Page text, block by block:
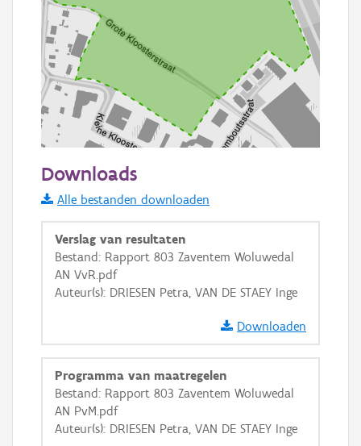
Informatie Vlaanderen
i
+
Basis Lagen
OSM-Basiskaart
Downloads
Alle bestanden downloaden
Verslag van resultaten
Bestand: Rapport 803 Zaventem Woluwedal
AN VvR.pdf
Auteur(s): DRIESEN Petra, VAN DE STAEY Inge
Downloaden
Programma van maatregelen
Bestand: Rapport 803 Zaventem Woluwedal
AN PvM.pdf
Auteur(s): DRIESEN Petra, VAN DE STAEY Inge